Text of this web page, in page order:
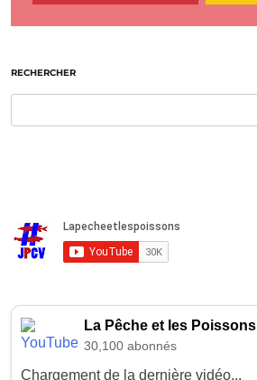
RECHERCHER
La Pêche et les Poissons
30,100 abonnés
Chargement de la dernière vidéo...